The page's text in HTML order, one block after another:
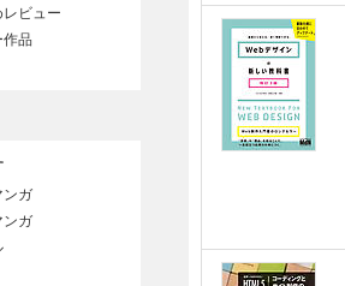
ビュー
品
ンガ
ンガ